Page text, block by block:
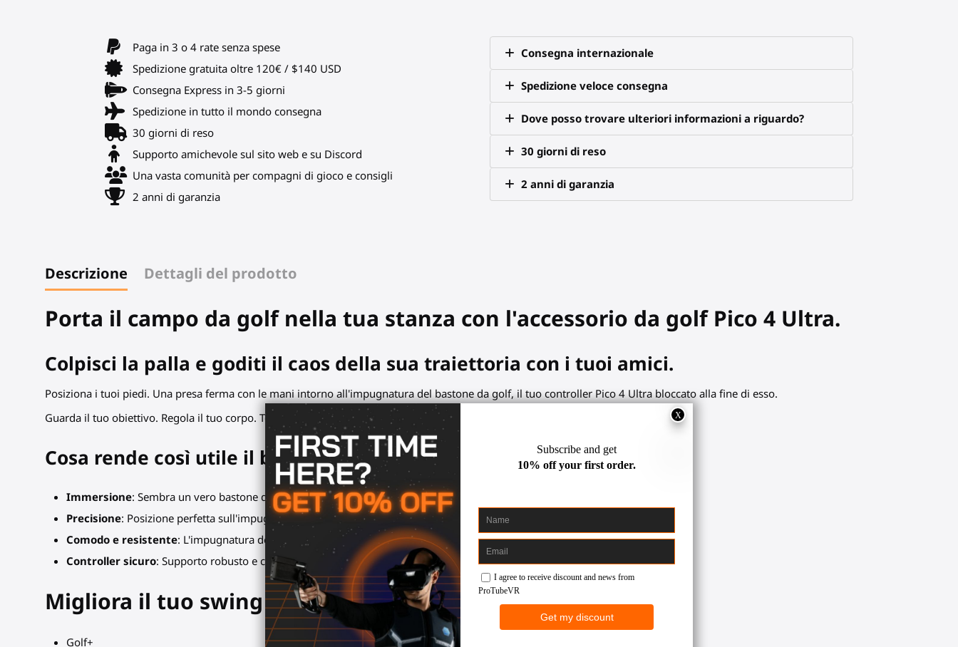
Paga in 3 o 4 rate senza spese
Spedizione gratuita oltre 120€ / $140 USD
Consegna Express in 3-5 giorni
Spedizione in tutto il mondo consegna
30 giorni di reso
Supporto amichevole sul sito web e su Discord
Una vasta comunità per compagni di gioco e consigli
2 anni di garanzia
Consegna internazionale
Spedizione veloce consegna
Dove posso trovare ulteriori informazioni a riguardo?
30 giorni di reso
2 anni di garanzia
Descrizione Dettagli del prodotto
Porta il campo da golf nella tua stanza con l'accessorio da golf Pico 4 Ultra.
Colpisci la palla e goditi il caos della sua traiettoria con i tuoi amici.
Posiziona i tuoi piedi. Una presa ferma con le mani intorno all'impugnatura del bastone da golf, il tuo controller Pico 4 Ultra bloccato alla fine di esso.
Guarda il tuo obiettivo. Regola il tuo corpo. Testa i tuoi movimenti. Concentrati sul tuo swing o colpo.
Cosa rende così utile il bastone da golf SWINGiT VR?
Immersione: Sembra un vero bastone da golf. Tenere un oggetto fisico migliorerà le tue sensazioni.
Precisione: Posizione perfetta sull'impugnatura, mani ferme, controller allineati.
Comodo e resistente: L'impugnatura del bastone da golf ha una presa testurizzata anti-scivolo.
Controller sicuro: Supporto robusto e cinghia da polso per bloccare lo slot del controller.
Migliora il tuo swing con questi giochi da golf VR:
Golf+